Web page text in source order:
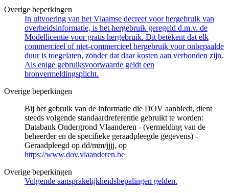
Overige beperkingen
In uitvoering van het Vlaamse decreet voor hergebruik van
overheidsinformatie, is het hergebruik geregeld d.m.v. de
Modellicentie voor gratis hergebruik. Dit betekent dat elk
commercieel of niet-commercieel hergebruik voor onbepaalde
duur is toegelaten, zonder dat daar kosten aan verbonden zijn.
Als enige gebruiksvoorwaarde geldt een
bronvermeldingsplicht.
Overige beperkingen
Bij het gebruik van de informatie die DOV aanbiedt, dient
steeds volgende standaardreferentie gebruikt te worden:
Databank Ondergrond Vlaanderen - (vermelding van de
beheerder en de specifieke geraadpleegde gegevens) -
Geraadpleegd op dd/mm/jjjj, op
https://www.dov.vlaanderen.be
Overige beperkingen
Volgende aansprakelijkheidsbepalingen gelden.